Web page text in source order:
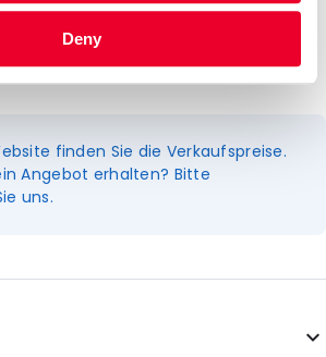
Deny
Service
finden Sie die Verkaufspreise.
Angebot erhalten? Bitte
uns.